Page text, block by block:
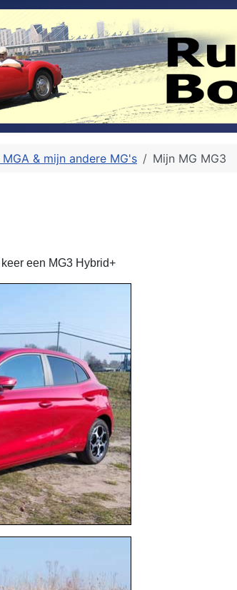
MGA & mijn andere MG's Mijn MG MG3
een MG3 Hybrid+